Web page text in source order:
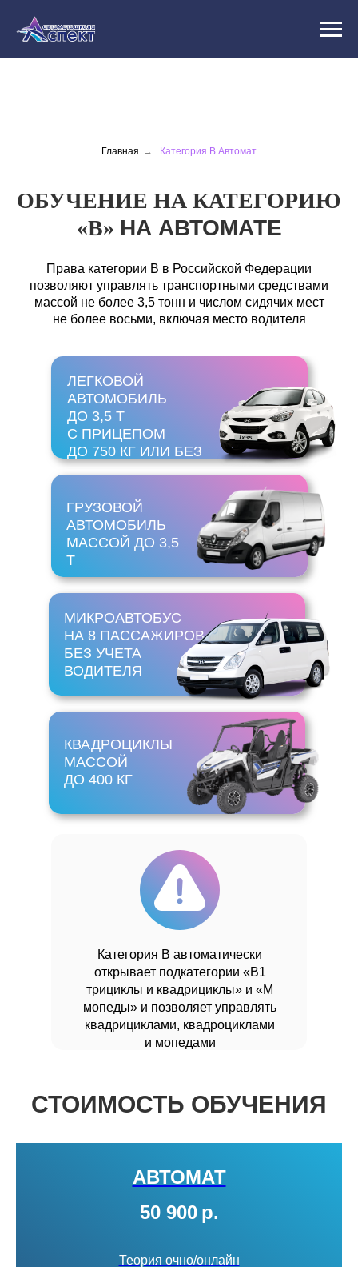
Главная → Категория В Автомат
ОБУЧЕНИЕ НА КАТЕГОРИЮ
«В» НА АВТОМАТЕ
Права категории B в Российской Федерации
позволяют управлять транспортными средствами
массой не более 3,5 тонн и числом сидячих мест
не более восьми, включая место водителя
Категория B автоматически
открывает подкатегории «B1
трициклы и квадрициклы» и «М
мопеды» и позволяет управлять
квадрициклами, квадроциклами
и мопедами
ГРУЗОВОЙ
АВТОМОБИЛЬ
МАССОЙ ДО 3,5
Т
ЛЕГКОВОЙ
АВТОМОБИЛЬ
ДО 3,5 Т
С ПРИЦЕПОМ
ДО 750 КГ ИЛИ БЕЗ
МИКРОАВТОБУС
НА 8 ПАССАЖИРОВ
БЕЗ УЧЕТА
ВОДИТЕЛЯ
КВАДРОЦИКЛЫ
МАССОЙ
ДО 400 КГ
СТОИМОСТЬ ОБУЧЕНИЯ
АВТОМАТ
50 900 р.
Теория очно/онлайн